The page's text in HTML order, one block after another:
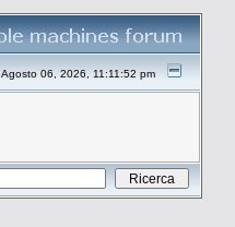
Agosto 06, 2026, 11:11:52 pm